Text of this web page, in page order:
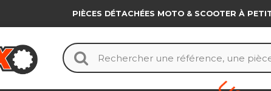
PIÈCES DÉTACHÉES MOTO & SCOOTER À